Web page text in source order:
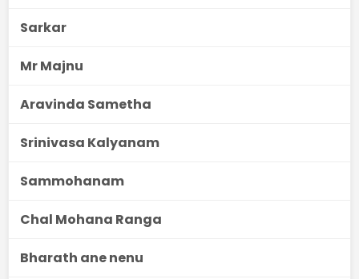
Sarkar
Mr Majnu
Aravinda Sametha
Srinivasa Kalyanam
Sammohanam
Chal Mohana Ranga
Bharath ane nenu